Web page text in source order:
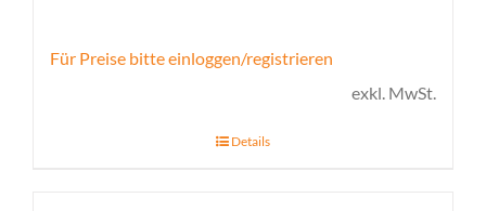
Für Preise bitte einloggen/registrieren
exkl. MwSt.
Details